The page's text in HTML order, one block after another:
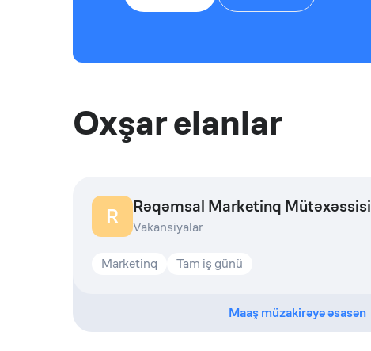
Oxşar elanlar
R Rəqəmsal Marketinq Mütəxəssisi
Vakansiyalar
Marketinq Tam iş günü
Maaş müzakirəyə əsasən